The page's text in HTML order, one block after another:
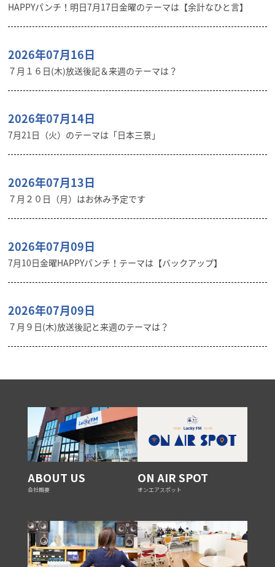
HAPPYパンチ！明日7月17日金曜のテーマは【余計なひと言】
2026年07月16日
７月１６日(木)放送後記＆来週のテーマは？
2026年07月14日
7月21日（火）のテーマは「日本三景」
2026年07月13日
７月２０日（月）はお休み予定です
2026年07月09日
7月10日金曜HAPPYパンチ！テーマは【バックアップ】
2026年07月09日
７月９日(木)放送後記と来週のテーマは？
ABOUT US
会社概要
ON AIR SPOT
オンエアスポット